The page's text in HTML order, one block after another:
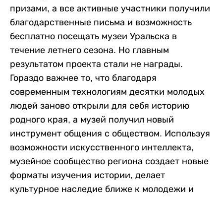
призами, а все активные участники получили
благодарственные письма и возможность
бесплатно посещать музеи Уральска в
течение летнего сезона. Но главным
результатом проекта стали не награды.
Гораздо важнее то, что благодаря
современным технологиям десятки молодых
людей заново открыли для себя историю
родного края, а музей получил новый
инструмент общения с обществом. Используя
возможности искусственного интеллекта,
музейное сообщество региона создает новые
форматы изучения истории, делает
культурное наследие ближе к молодежи и